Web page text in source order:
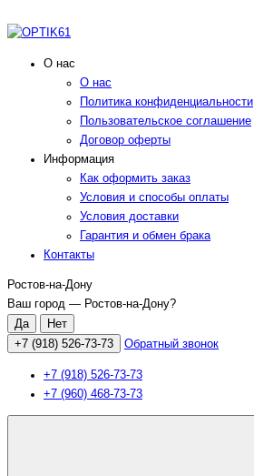
О нас
О нас
Политика конфиденциальности
Пользовательское соглашение
Договор оферты
Информация
Как оформить заказ
Условия и способы оплаты
Условия доставки
Гарантия и обмен брака
Контакты
Ростов-на-Дону
Ваш город — Ростов-на-Дону?
+7 (918) 526-73-73 Обратный звонок
+7 (918) 526-73-73
+7 (960) 468-73-73